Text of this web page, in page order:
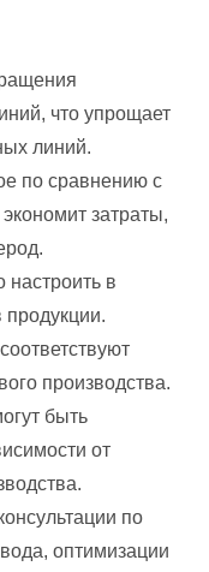
что упрощает
линий.
по сравнению с
затраты,
в
продукции.
производства.
быть
от
по
оптимизации